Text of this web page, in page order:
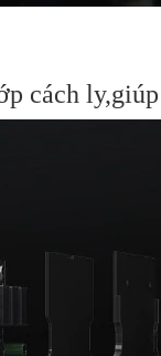
cách ly,